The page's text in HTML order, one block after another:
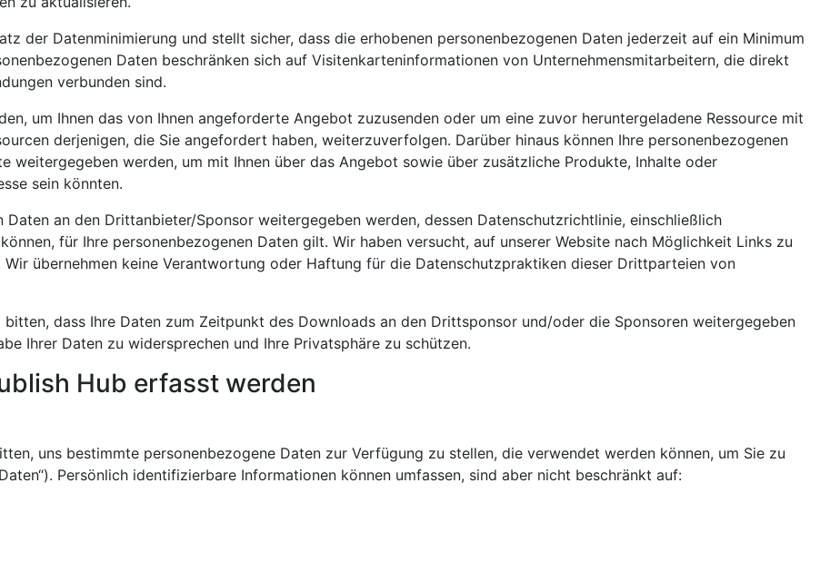
der Datenminimierung und stellt sicher, dass die erhobenen personenbezogenen Daten jederzeit auf ein Minimum
Daten beschränken sich auf Visitenkarteninformationen von Unternehmensmitarbeitern, die direkt
verbunden sind.
um Ihnen das von Ihnen angeforderte Angebot zuzusenden oder um eine zuvor heruntergeladene Ressource mit
derjenigen, die Sie angefordert haben, weiterzuverfolgen. Darüber hinaus können Ihre personenbezogenen
weitergegeben werden, um mit Ihnen über das Angebot sowie über zusätzliche Produkte, Inhalte oder
sein könnten.
an den Drittanbieter/Sponsor weitergegeben werden, dessen Datenschutzrichtlinie, einschließlich
für Ihre personenbezogenen Daten gilt. Wir haben versucht, auf unserer Website nach Möglichkeit Links zu
übernehmen keine Verantwortung oder Haftung für die Datenschutzpraktiken dieser Drittparteien von
dass Ihre Daten zum Zeitpunkt des Downloads an den Drittsponsor und/oder die Sponsoren weitergegeben
Ihrer Daten zu widersprechen und Ihre Privatsphäre zu schützen.
Hub erfasst werden
uns bestimmte personenbezogene Daten zur Verfügung zu stellen, die verwendet werden können, um Sie zu
Persönlich identifizierbare Informationen können umfassen, sind aber nicht beschränkt auf: